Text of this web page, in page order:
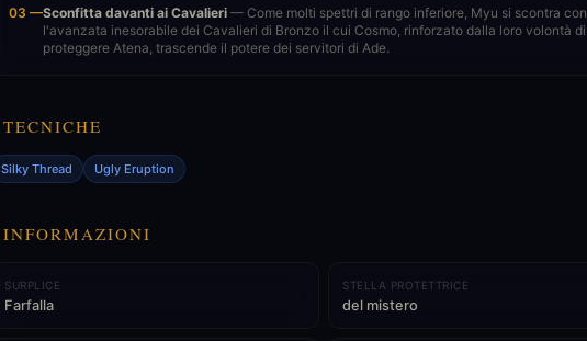
03 —Sconfitta davanti ai Cavalieri — Come molti spettri di rango inferiore, Myu si scontra con
l'avanzata inesorabile dei Cavalieri di Bronzo il cui Cosmo, rinforzato dalla loro volontà di
proteggere Atena, trascende il potere dei servitori di Ade.
TECNICHE
Silky Thread Ugly Eruption
INFORMAZIONI
SURPLICE
Farfalla
STELLA PROTETTRICE
del mistero